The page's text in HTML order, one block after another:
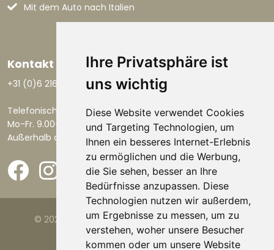
Ihre Privatsphäre ist
uns wichtig
Diese Website verwendet Cookies
und Targeting Technologien, um
Ihnen ein besseres Internet-Erlebnis
zu ermöglichen und die Werbung,
die Sie sehen, besser an Ihre
Bedürfnisse anzupassen. Diese
Technologien nutzen wir außerdem,
um Ergebnisse zu messen, um zu
verstehen, woher unsere Besucher
kommen oder um unsere Website
Mit dem Auto nach Italien
Kontakt aufnehmen
+31 (0)6 21668801
Telefonisch erreichbar:
Mo-Fr. 9.00-17.30 Uhr.
Außerhalb dieser Zeiten per E-Mail.
© 2026 Viva la Casa |Website von FalcoTravel